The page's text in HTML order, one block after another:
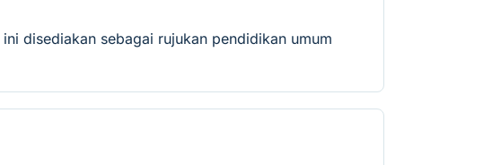
disediakan sebagai rujukan pendidikan umum